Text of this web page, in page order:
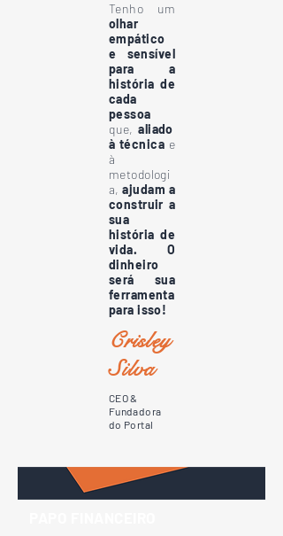
Tenho um
olhar
empático
e sensível
para a
história de
cada
pessoa
que,aliado
à técnicae
à
metodologi
a,ajudam a
construir a
sua
história de
vida.
O
dinheiro
será sua
ferramenta
para isso!
Crisley
Silva
CEO &
Fundadora
do Portal